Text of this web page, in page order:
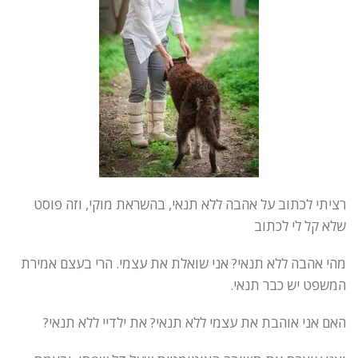
רציתי לכתוב על אהבה ללא תנאי, בהשראת מוקי, וזה פוסט
שלא קל לי לכתוב
מהי אהבה ללא תנאי? אני שואלת את עצמי. הרי בעצם אמירת
המשפט יש כבר תנאי.
האם אני אוהבת את עצמי ללא תנאי? את ילדיי ללא תנאי?